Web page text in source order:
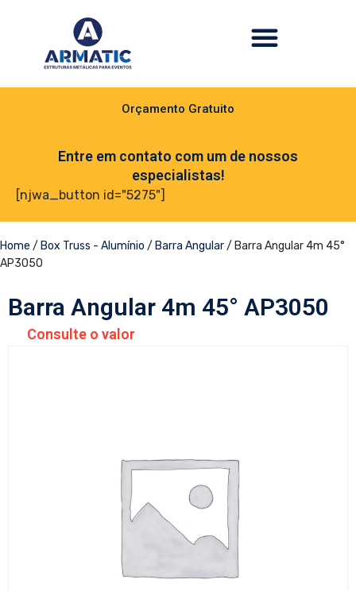
Orçamento Gratuito
Entre em contato com um de nossos
especialistas!
[njwa_button id="5275"]
Home / Box Truss - Alumínio / Barra Angular/ Barra Angular 4m 45°
AP3050
Barra Angular 4m 45° AP3050
Consulte o valor